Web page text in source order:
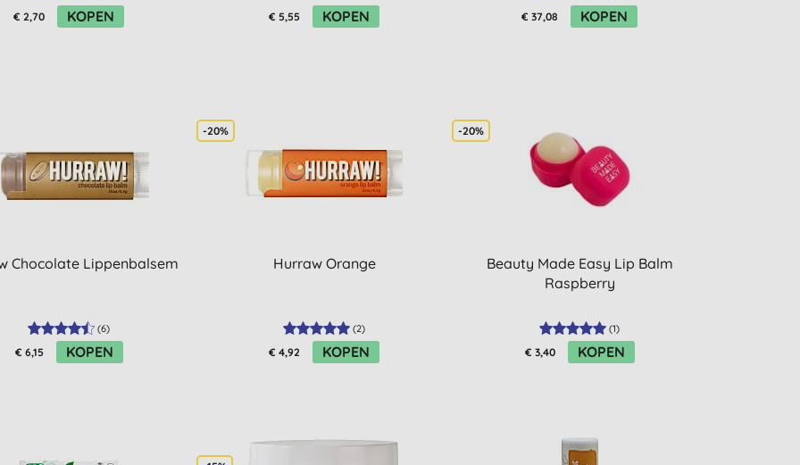
€ 2,70 KOPEN € 5,55 KOPEN € 37,08 KOPEN
Chocolate Lippenbalsem
(6)
€ 6,15 KOPEN
-20%
Hurraw Orange
(2)
€ 4,92 KOPEN
-20%
Beauty Made Easy Lip Balm
Raspberry
(1)
€ 3,40 KOPEN